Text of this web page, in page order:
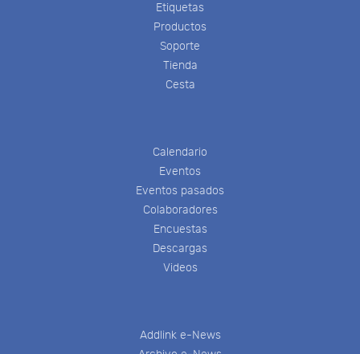
Etiquetas
Productos
Soporte
Tienda
Cesta
Calendario
Eventos
Eventos pasados
Colaboradores
Encuestas
Descargas
Videos
Addlink e-News